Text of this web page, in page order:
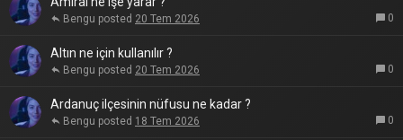
0
20 Tem 2026
Bengu
Altın ne için kullanılır ?
0
20 Tem 2026
Bengu
Ardanuç ilçesinin nüfusu ne kadar ?
0
18 Tem 2026
Bengu